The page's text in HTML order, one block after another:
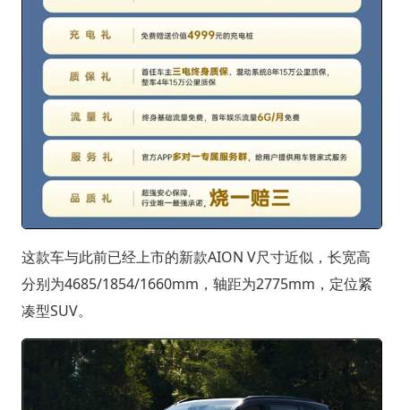
这款车与此前已经上市的新款AION V尺寸近似，长宽高
分别为4685/1854/1660mm，轴距为2775mm，定位紧
凑型SUV。